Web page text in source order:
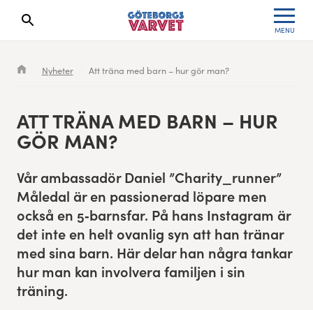
MENU
Search results will show up here
Nyheter Att träna med barn – hur gör man?
ATT TRÄ­NA MED BARN – HUR
GÖR MAN?
Vår ambas­sadör Daniel ”Charity_​runner”
Måledal är en pas­sion­er­ad löpare men
ock­så en 5‑barnsfar. På hans Insta­gram är
det inte en helt ovan­lig syn att han trä­nar
med sina barn. Här delar han några tankar
hur man kan involvera famil­jen i sin
träning.
Seeding system
Göteborgsvarvet Expo
Follow the race
Run for charity
Göteborgsvarvet Family Area
Cityvarvet
Lilla Varvet
Varvetmilen
Register for a race